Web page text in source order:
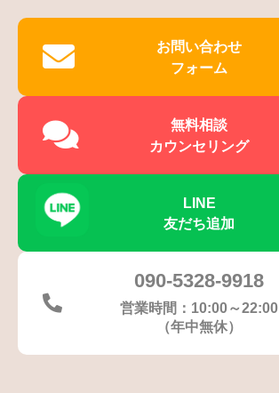
お問い合わせ
フォーム
無料相談
カウンセリング
LINE
友だち追加
090-5328-9918
営業時間：10:00～22:00
（年中無休）